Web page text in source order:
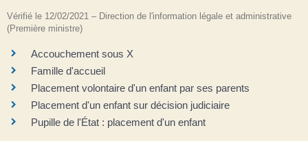
Vérifié le 12/02/2021 – Direction de l'information légale et administrative
(Première ministre)
Accouchement sous X
Famille d'accueil
Placement volontaire d'un enfant par ses parents
Placement d'un enfant sur décision judiciaire
Pupille de l'État : placement d'un enfant